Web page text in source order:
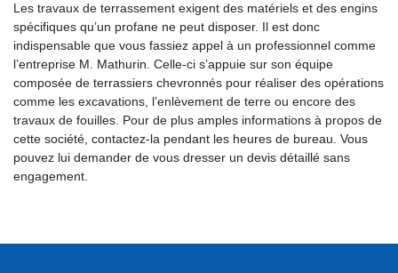
Les travaux de terrassement exigent des matériels et des engins
spécifiques qu’un profane ne peut disposer. Il est donc
indispensable que vous fassiez appel à un professionnel comme
l’entreprise M. Mathurin. Celle-ci s’appuie sur son équipe
composée de terrassiers chevronnés pour réaliser des opérations
comme les excavations, l’enlèvement de terre ou encore des
travaux de fouilles. Pour de plus amples informations à propos de
cette société, contactez-la pendant les heures de bureau. Vous
pouvez lui demander de vous dresser un devis détaillé sans
engagement.